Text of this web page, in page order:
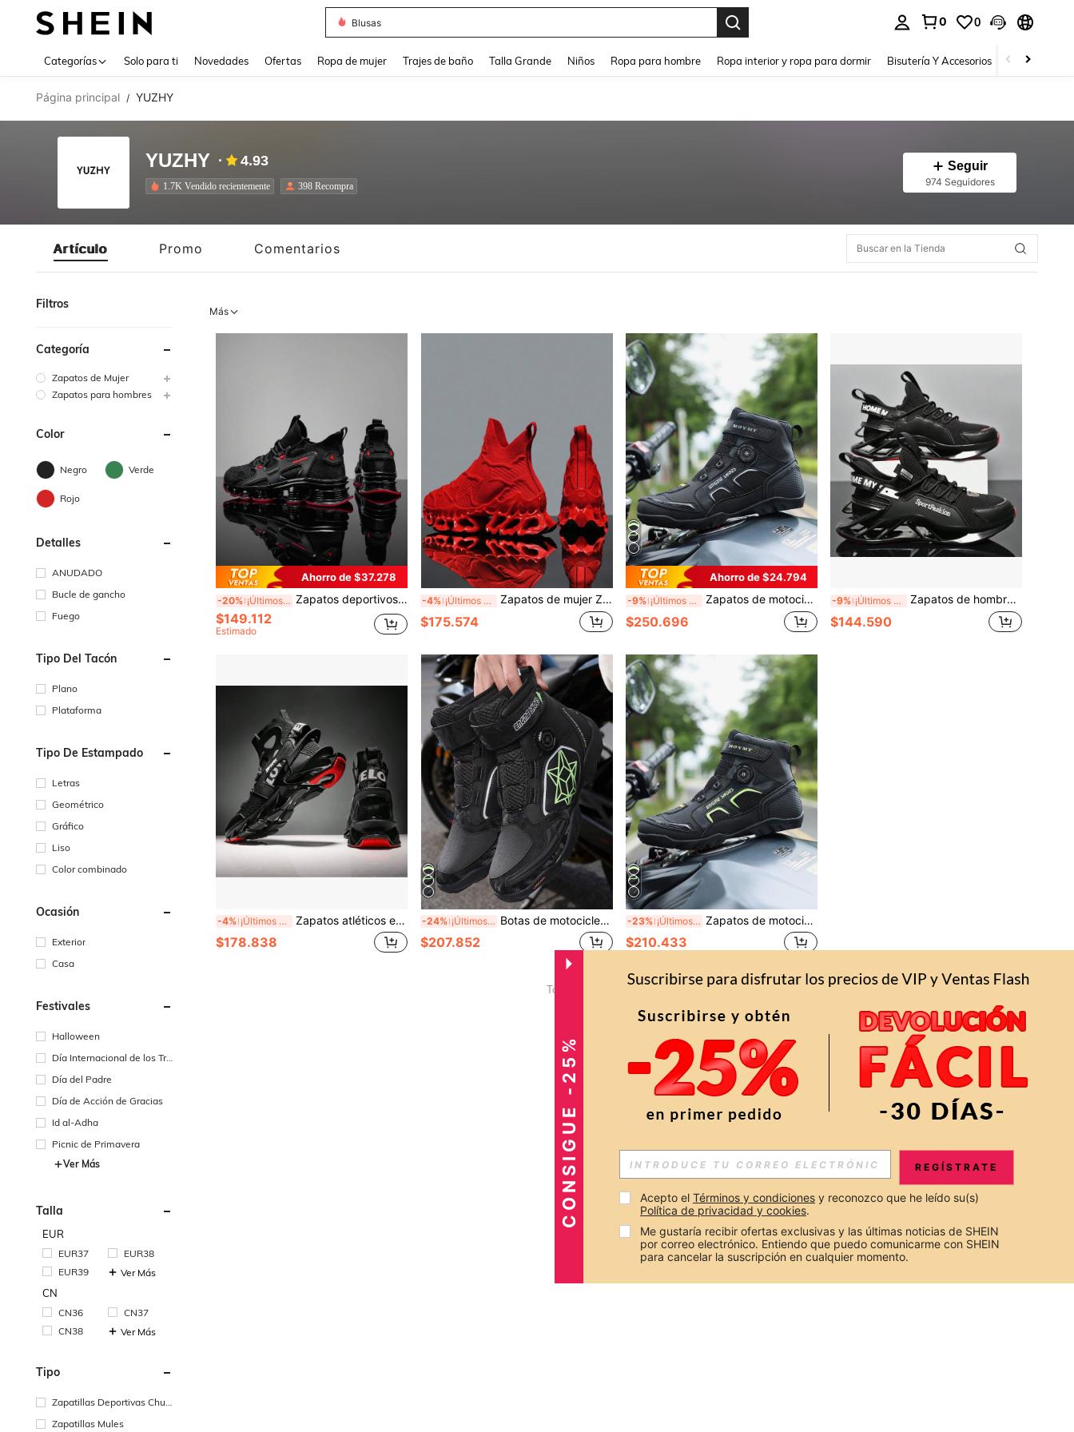
Jeans
0 0
Categorías Solo para ti Novedades Ofertas Ropa de mujer Trajes de baño Talla Grande Niños Ropa para hombre Ropa interior y ropa para dormir Bisutería Y Accesorios Zapatos
Página principal / YUZHY
YUZHY 4.93
1.7K Vendido recientemente 398 Recompra
Seguir
974 Seguidores
Artículo Promo Comentarios
Filtros
Categoría
Zapatos de Mujer
Zapatos para hombres
Color
Negro Verde
Rojo
Detalles
ANUDADO
Bucle de gancho
Fuego
Tipo Del Tacón
Plano
Plataforma
Tipo De Estampado
Letras
Geométrico
Gráfico
Liso
Color combinado
Ocasión
Exterior
Casa
Festivales
Halloween
Día Internacional de los Tra
Día del Padre
Día de Acción de Gracias
Id al-Adha
Picnic de Primavera
Ver Más
Talla
EUR
EUR37
EUR38
EUR39
Ver Más
CN
CN36
CN37
CN38
Ver Más
Tipo
Zapatillas Deportivas Chun
Zapatillas Mules
Más
Ahorro de $37.278
-20% ¡Últimos 3 días Zapatos deportivos casuales de lujo para hombres, zapatillas de running transpirables, mocasines de moda, zapatillas de tenis, zapatos de carreras cómodos
$149.112
Estimado
-4% ¡Últimos 2 días Zapatos de mujer Zapatillas Calzado casual femenino Zapatos de hombre Zapatos de lujo Zapatillas de entrenamiento Calzado transpirable Zapatos de moda para correr para mujeres
$175.574
Ahorro de $24.794
-9% ¡Últimos 2 días Zapatos de motocicleta, equipo para motocicleta todoterreno y de calle, botas de carreras, botas de motocicleta todoterreno de cuero de ante, botas de motocicleta profesionales para hombres
$250.696
-9% ¡Últimos 2 días Zapatos de hombre Zapatillas hombre Zapatos casuales de hombre Zapatos de tenis de lujo Zapatillas de entrenamiento Zapatos de carreras transpirables Mocasines de moda Zapatos de running para hombre
$144.590
-4% ¡Últimos 2 días Zapatos atléticos en forma de hoja, cómodos, antideslizantes, absorbentes de choque, con cordones y para deportes al aire libre, de moda para hombres de talla grande
$178.838
-24% ¡Últimos 2 días Botas de motocicleta para hombres, zapatos de cuero de microfibra para conducción todoterreno y de calle, botas de motocross para carreras
$207.852
-23% ¡Últimos 2 días Zapatos de motocicleta, equipo para motocicleta todoterreno y de calle, botas de carreras, botas de motocicleta todoterreno de cuero de ante, botas de motocicleta profesionales para hombres
$210.433
Total de 1 páginas
CONSIGUE -25% REGÍSTRATE
Acepto el Términos y condiciones y reconozco que he leído su(s)
Política de privacidad y cookies.
Me gustaría recibir ofertas exclusivas y las últimas noticias de SHEIN
por correo electrónico. Entiendo que puedo comunicarme con SHEIN
para cancelar la suscripción en cualquier momento.